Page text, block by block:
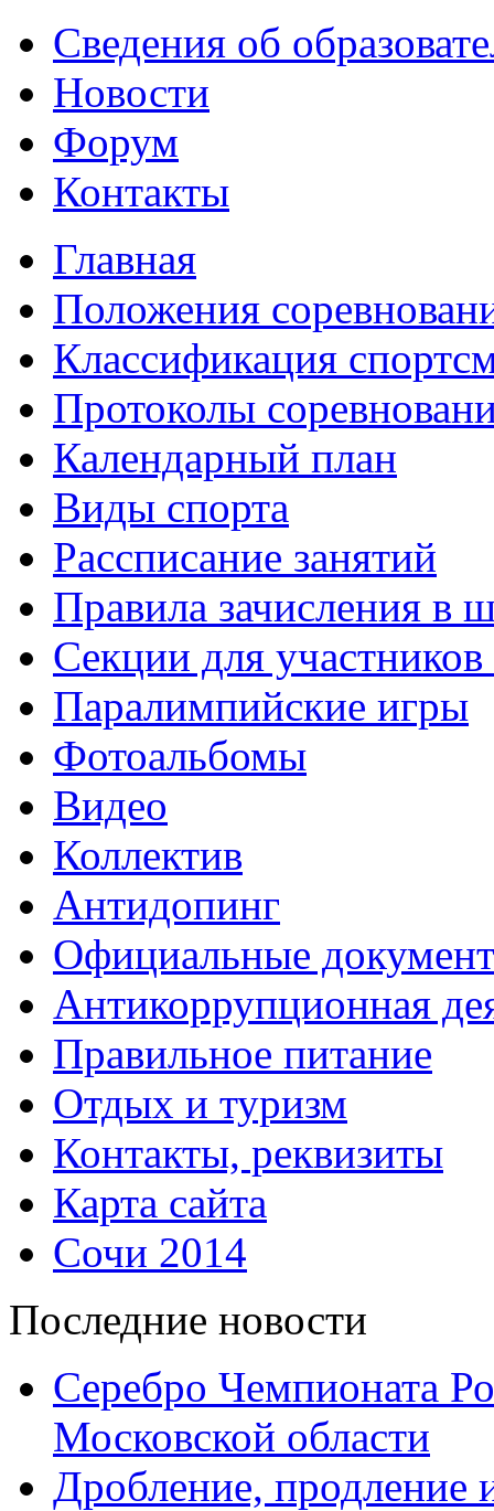
Сведения об
Новости
Форум
Контакты
Главная
Положения
Классификация
Протоколы
Календарный план
Виды спорта
Рассписание занятий
Правила зачисления в
Секции для
Паралимпийские игры
Фотоальбомы
Видео
Коллектив
Антидопинг
Официальные
Антикоррупционная
Правильное питание
Отдых и туризм
Контакты, реквизиты
Карта сайта
Сочи 2014
Последние новости
Серебро Чемпионата
Московской области
Дробление, продление